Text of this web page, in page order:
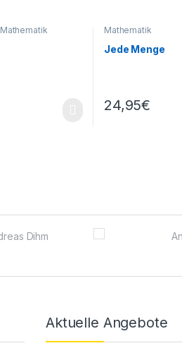
Mathematik Mathematik
Jede Menge
24,95€
Aktuelle Angebote